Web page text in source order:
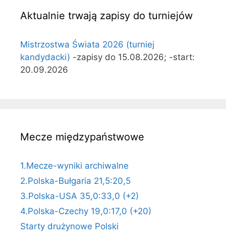
Aktualnie trwają zapisy do turniejów
Mistrzostwa Świata 2026 (turniej
kandydacki) -zapisy do 15.08.2026; -start:
20.09.2026
Mecze międzypaństwowe
1.Mecze-wyniki archiwalne
2.Polska-Bułgaria 21,5:20,5
3.Polska-USA 35,0:33,0 (+2)
4.Polska-Czechy 19,0:17,0 (+20)
Starty drużynowe Polski